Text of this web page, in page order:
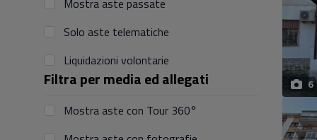
Mostra aste passate
Solo aste telematiche
Liquidazioni volontarie
Filtra per media ed allegati
Mostra aste con Tour 360°
6